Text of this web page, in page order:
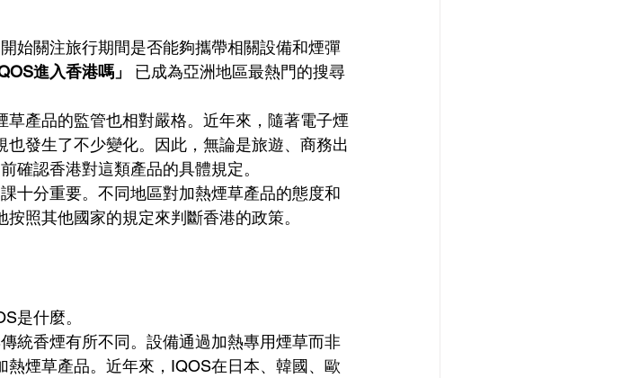
始關注旅行期間是否能夠攜帶相關設備和煙彈
進入香港嗎」
已成為亞洲地區最熱門的搜尋
產品的監管也相對嚴格。近年來，隨著電子煙
發生了不少變化。因此，無論是旅遊、商務出
確認香港對這類產品的具體規定。
十分重要。不同地區對加熱煙草產品的態度和
照其他國家的規定來判斷香港的政策。
是什麼。
統香煙有所不同。設備通過加熱專用煙草而非
煙草產品。近年來，IQOS在日本、韓國、歐